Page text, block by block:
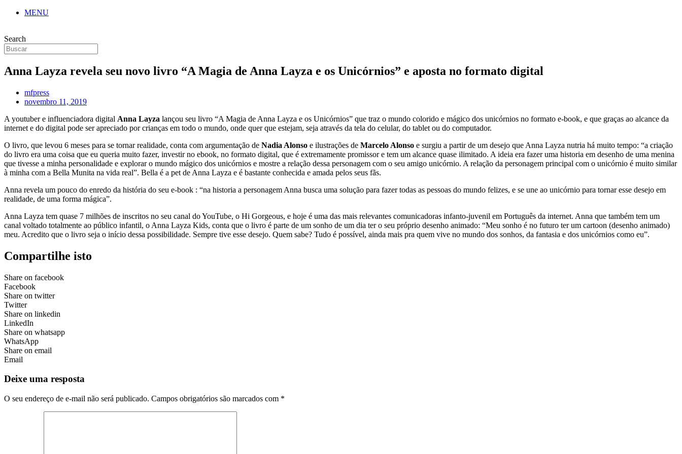
MENU
Search
Anna Layza revela seu novo livro “A Magia de Anna Layza e os Unicórnios” e aposta no formato digital
mfpress
novembro 11, 2019
A youtuber e influenciadora digital Anna Layza lançou seu livro “A Magia de Anna Layza e os Unicórnios” que traz o mundo colorido e mágico dos unicórnios no formato e-book, e que graças ao alcance da
internet e do digital pode ser apreciado por crianças em todo o mundo, onde quer que estejam, seja através da tela do celular, do tablet ou do computador.
O livro, que levou 6 meses para se tornar realidade, conta com argumentação de Nadia Alonso e ilustrações de Marcelo Alonso e surgiu a partir de um desejo que Anna Layza nutria há muito tempo: “a criação
do livro era uma coisa que eu queria muito fazer, investir no ebook, no formato digital, que é extremamente promissor e tem um alcance quase ilimitado. A ideia era fazer uma historia em desenho de uma menina
que tivesse a minha personalidade e explorar o mundo mágico dos unicórnios e mostre a relação dessa personagem com o seu amigo unicórnio. A relação da personagem principal com o unicórnio é muito similar
à minha com a Bella Munita na vida real”. Bella é a pet de Anna Layza e é bastante conhecida e amada pelos seus fãs.
Anna revela um pouco do enredo da história do seu e-book : “na historia a personagem Anna busca uma solução para fazer todas as pessoas do mundo felizes, e se une ao unicórnio para tornar esse desejo em
realidade, de uma forma mágica”.
Anna Layza tem quase 7 milhões de inscritos no seu canal do YouTube, o Hi Gorgeous, e hoje é uma das mais relevantes comunicadoras infanto-juvenil em Português da internet. Anna que também tem um
canal voltado totalmente ao público infantil, o Anna Layza Kids, conta que o livro é parte de um sonho de um dia ter o seu próprio desenho animado: “Meu sonho é no futuro ter um cartoon (desenho animado)
meu. Acredito que o livro seja o início dessa possibilidade. Sempre tive esse desejo. Quem sabe? Tudo é possível, ainda mais pra quem vive no mundo dos sonhos, da fantasia e dos unicórnios como eu”.
Compartilhe isto
Share on facebook
Facebook
Share on twitter
Twitter
Share on linkedin
LinkedIn
Share on whatsapp
WhatsApp
Share on email
Email
Deixe uma resposta
O seu endereço de e-mail não será publicado. Campos obrigatórios são marcados com *